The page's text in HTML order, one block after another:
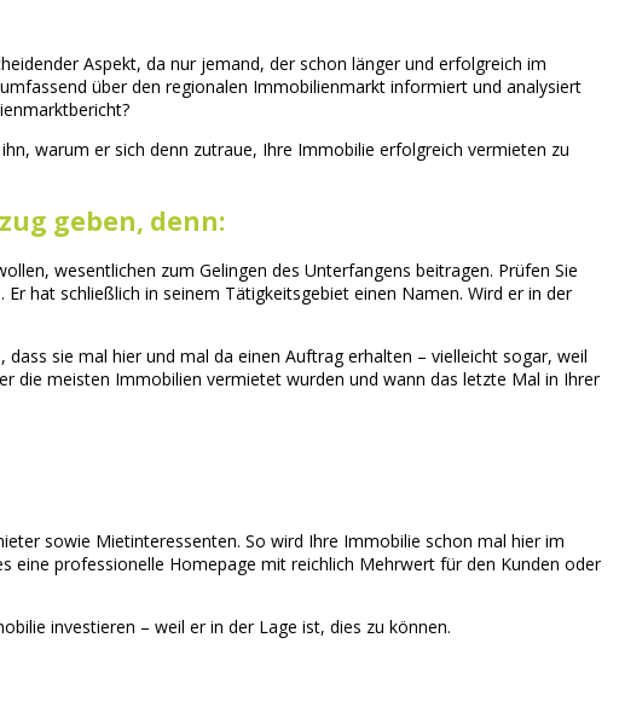
Aspekt, da nur jemand, der schon länger und erfolgreich im
über den regionalen Immobilienmarkt informiert und analysiert
warum er sich denn zutraue, Ihre Immobilie erfolgreich vermieten zu
geben, denn:
wesentlichen zum Gelingen des Unterfangens beitragen. Prüfen Sie
hat schließlich in seinem Tätigkeitsgebiet einen Namen. Wird er in der
sie mal hier und mal da einen Auftrag erhalten – vielleicht sogar, weil
die meisten Immobilien vermietet wurden und wann das letzte Mal in Ihrer
sowie Mietinteressenten. So wird Ihre Immobilie schon mal hier im
eine professionelle Homepage mit reichlich Mehrwert für den Kunden oder
investieren – weil er in der Lage ist, dies zu können.